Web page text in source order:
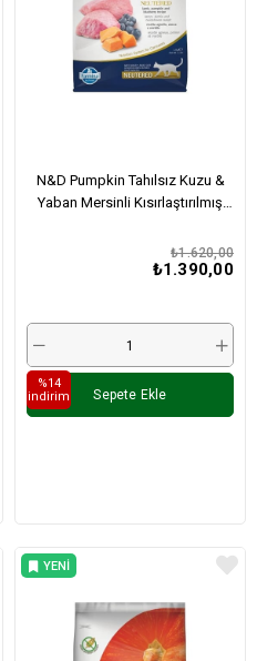
N&D Pumpkin Tahılsız Kuzu &
Yaban Mersinli Kısırlaştırılmış
₺1.390,00
₺1.620,00
Sepete Ekle
%14
i̇ndirim
YENI